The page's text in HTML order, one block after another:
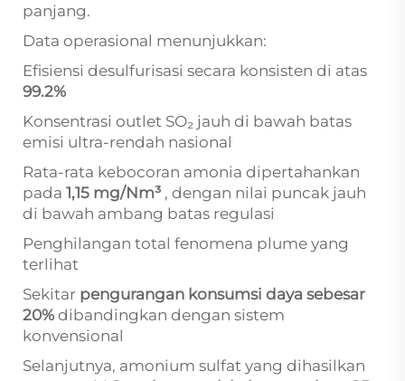
panjang.
Data operasional menunjukkan:
Efisiensi desulfurisasi secara konsisten di atas
99.2%
Konsentrasi outlet SO₂ jauh di bawah batas
emisi ultra-rendah nasional
Rata-rata kebocoran amonia dipertahankan
pada 1,15 mg/Nm³ , dengan nilai puncak jauh
di bawah ambang batas regulasi
Penghilangan total fenomena plume yang
terlihat
Sekitar pengurangan konsumsi daya sebesar
20% dibandingkan dengan sistem
konvensional
Selanjutnya, amonium sulfat yang dihasilkan